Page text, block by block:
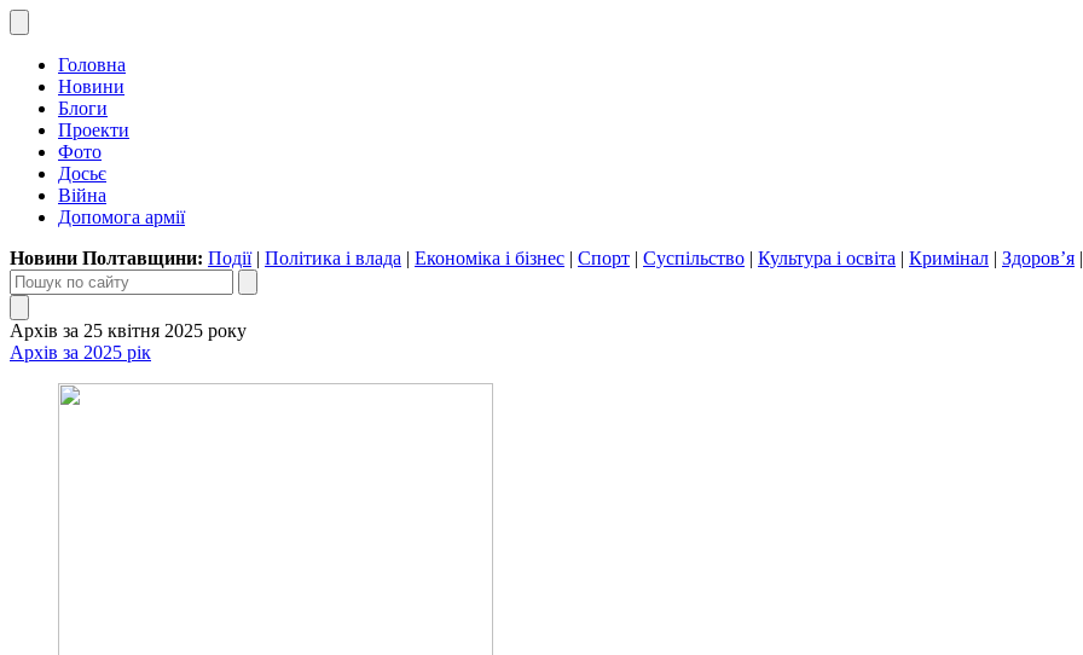
Головна
Новини
Блоги
Проекти
Фото
Досьє
Війна
Допомога армії
Новини Полтавщини: Події| Політика і влада | Економіка і бізнес | Спорт | Суспільство | Культура і освіта | Кримінал | Здоров’я
Архів за 25 квітня 2025 року
Архів за 2025 рік